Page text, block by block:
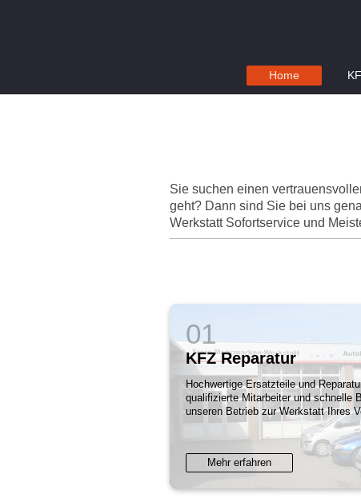
Home
Sie suchen einen
geht? Dann sind Sie bei uns
Werkstatt Sofortservice und
KFZ Reparatur
Hochwertige Ersatzteile und
qualifizierte Mitarbeiter und schnelle
unseren Betrieb zur Werkstatt Ihres
Mehr erfahren